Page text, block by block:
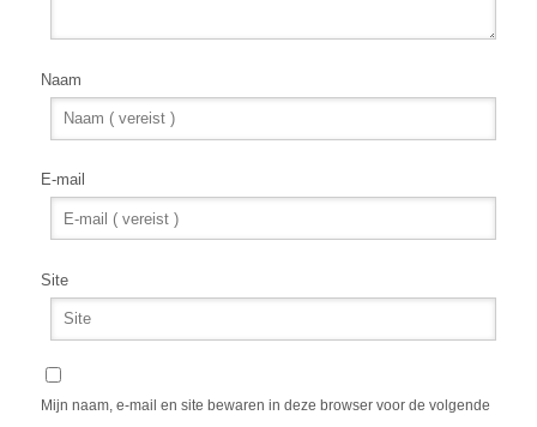
Naam
E-mail
Site
Mijn naam, e-mail en site bewaren in deze browser voor de volgende